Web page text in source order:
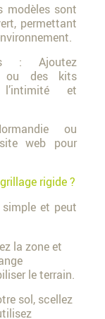
modèles sont
permettant
: Ajoutez
ou des kits
et
ou
web pour
rigide ?
et peut
la zone et
le terrain.
sol, scellez